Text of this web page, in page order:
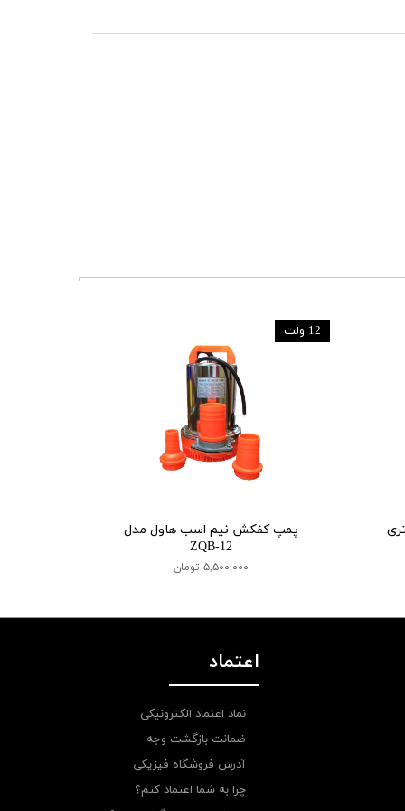
2 اینچ 42 متری
پمپ کفکش نیم اسب هاول مدل
ZQB-12
۵,۵۰۰,۰۰۰ تومان
12 ولت
اعتماد
نماد اعتماد الکترونیکی
ضمانت بازگشت وجه
آدرس فروشگاه فیزیکی
چرا به شما اعتماد کنم؟